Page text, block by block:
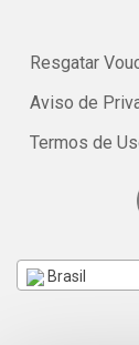
Resgatar
Aviso de
Termos de
Brasil